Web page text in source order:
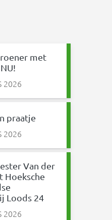
met
2026
praatje
2026
Van der
Hoeksche
Loods 24
2026